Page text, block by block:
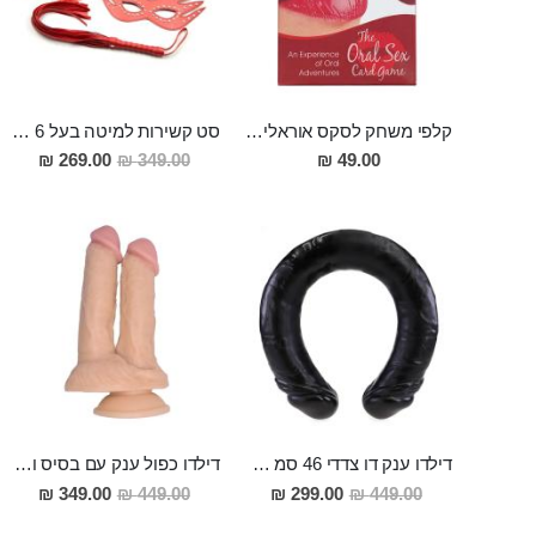
קלפי משחק לסקס אוראלי לזוגות הנועזים
49.00 ₪
סט קשירות למיטה בעל 6 פריטים מעור "Daxton"
349.00 ₪
מחיר
מבצע
269.00 ₪
דילדו ענק דו צדדי 46 סמ אורך 5 סמ רוחב כבד ובעל נוכחותDamon
449.00 ₪
מחיר
מבצע
299.00 ₪
דילדו כפול ענק עם בסיס ואקום Kuan Ti
449.00 ₪
מחיר
מבצע
349.00 ₪